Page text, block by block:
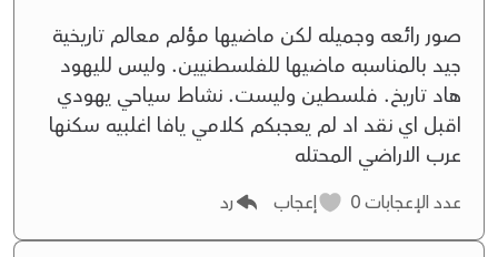
صور رائعه وجميله لكن ماضيها مؤلم معالم تاريخية
جيد بالمناسبه ماضيها للفلسطنيين. وليس لليهود
هاد تاريخ. فلسطين وليست. نشاط سياحي يهودي
اقبل اي نقد اد لم يعجبكم كلامي يافا اغلبيه سكنها
عرب الاراضي المحتله
عدد الإعجابات إعجاب رد